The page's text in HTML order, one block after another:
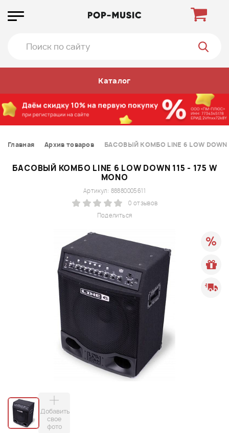
Каталог
Главная Архив товаров БАСОВЫЙ КОМБО LINE 6 LOW DOWN
БАСОВЫЙ КОМБО LINE 6 LOW DOWN 115 - 175 W
MONO
Поделиться
Артикул: 88880005611
0 отзывов
Добавить
свое
фото